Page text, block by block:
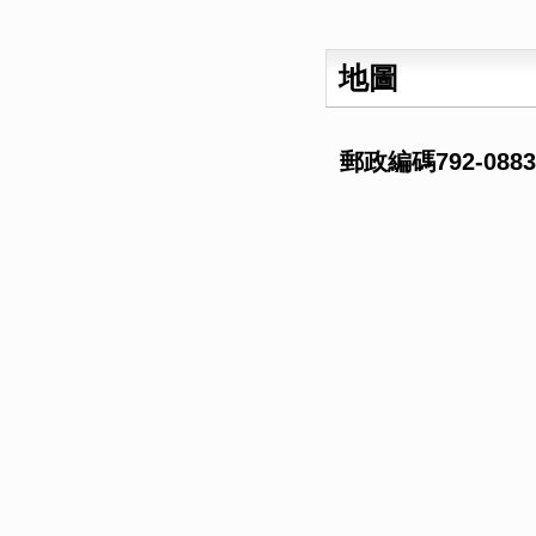
地圖
郵政編碼792-